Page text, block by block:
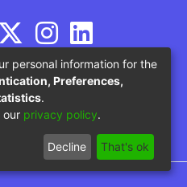
de Educación
personal information for the
Preferences,
.
our privacy policy.
Decline That's ok